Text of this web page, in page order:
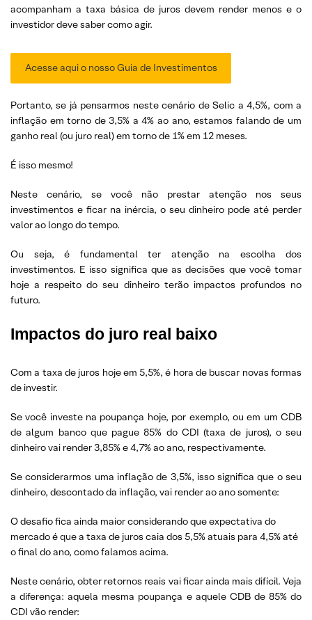
acompanham a taxa básica de juros devem render menos e o
investidor deve saber como agir.
Acesse aqui o nosso Guia de Investimentos
Portanto, se já pensarmos neste cenário de Selic a 4,5%, com a
inflação em torno de 3,5% a 4% ao ano, estamos falando de um
ganho real (ou juro real) em torno de 1% em 12 meses.
É isso mesmo!
Neste cenário, se você não prestar atenção nos seus
investimentos e ficar na inércia, o seu dinheiro pode até perder
valor ao longo do tempo.
Ou seja, é fundamental ter atenção na escolha dos
investimentos. E isso significa que as decisões que você tomar
hoje a respeito do seu dinheiro terão impactos profundos no
futuro.
Impactos do juro real baixo
Com a taxa de juros hoje em 5,5%, é hora de buscar novas formas
de investir.
Se você investe na poupança hoje, por exemplo, ou em um CDB
de algum banco que pague 85% do CDI (taxa de juros), o seu
dinheiro vai render 3,85% e 4,7% ao ano, respectivamente.
Se considerarmos uma inflação de 3,5%, isso significa que o seu
dinheiro, descontado da inflação, vai render ao ano somente:
O desafio fica ainda maior considerando que expectativa do
mercado é que a taxa de juros caia dos 5,5% atuais para 4,5% até
o final do ano, como falamos acima.
Neste cenário, obter retornos reais vai ficar ainda mais difícil. Veja
a diferença: aquela mesma poupança e aquele CDB de 85% do
CDI vão render: